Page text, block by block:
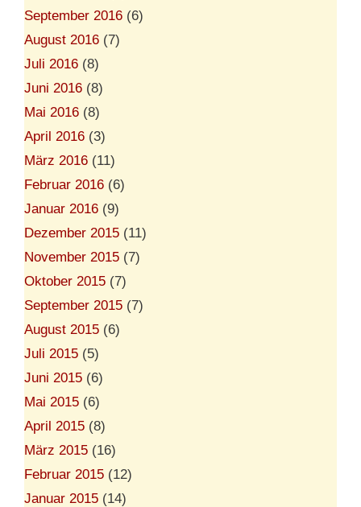
September 2016 (6)
August 2016 (7)
Juli 2016 (8)
Juni 2016 (8)
Mai 2016 (8)
April 2016 (3)
März 2016 (11)
Februar 2016 (6)
Januar 2016 (9)
Dezember 2015 (11)
November 2015 (7)
Oktober 2015 (7)
September 2015 (7)
August 2015 (6)
Juli 2015 (5)
Juni 2015 (6)
Mai 2015 (6)
April 2015 (8)
März 2015 (16)
Februar 2015 (12)
Januar 2015 (14)